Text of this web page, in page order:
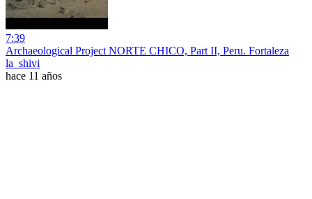
7:39
Archaeological Project NORTE CHICO, Part II, Peru. Fortaleza
la_shivi
hace 11 años